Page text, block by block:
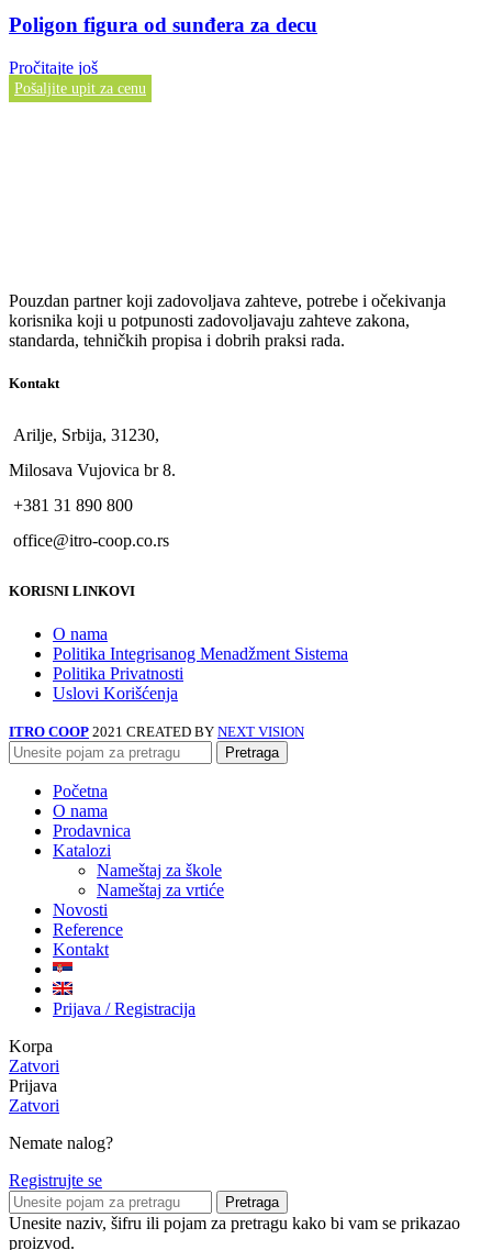
Poligon figura od sunđera za decu
Pročitajte još
Pošaljite upit za cenu
Pouzdan partner koji zadovoljava zahteve, potrebe i očekivanja
korisnika koji u potpunosti zadovoljavaju zahteve zakona,
standarda, tehničkih propisa i dobrih praksi rada.
Kontakt
Arilje, Srbija, 31230,
Milosava Vujovica br 8.
+381 31 890 800
office@itro-coop.co.rs
KORISNI LINKOVI
O nama
Politika Integrisanog Menadžment Sistema
Politika Privatnosti
Uslovi Korišćenja
ITRO COOP 2021 CREATED BY NEXT VISION
Pretraga
Početna
O nama
Prodavnica
Katalozi
Nameštaj za škole
Nameštaj za vrtiće
Novosti
Reference
Kontakt
Prijava / Registracija
Korpa
Zatvori
Prijava
Zatvori
Nemate nalog?
Registrujte se
Pretraga
Unesite naziv, šifru ili pojam za pretragu kako bi vam se prikazao
proizvod.